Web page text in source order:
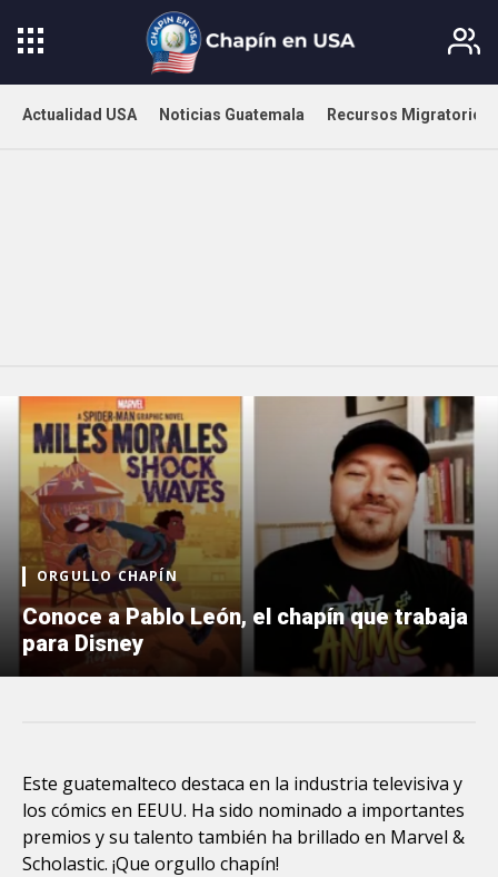
Actualidad USA Noticias Guatemala Recursos Migratorios
ORGULLO CHAPÍN
Conoce a Pablo León, el chapín que trabaja
para Disney
Este guatemalteco destaca en la industria televisiva y
los cómics en EEUU. Ha sido nominado a importantes
premios y su talento también ha brillado en Marvel &
Scholastic. ¡Que orgullo chapín!